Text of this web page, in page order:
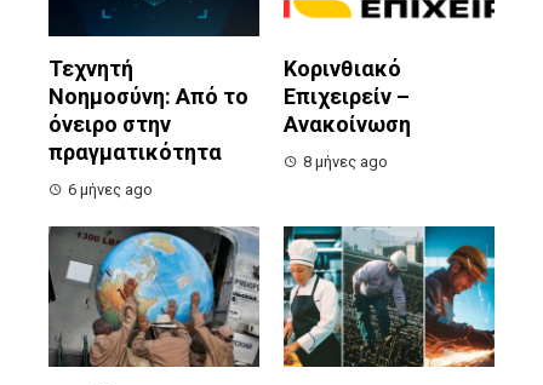
Τεχνητή
Νοημοσύνη: Από το
όνειρο στην
πραγματικότητα
6 μήνες ago
Κορινθιακό
Επιχειρείν –
Ανακοίνωση
8 μήνες ago